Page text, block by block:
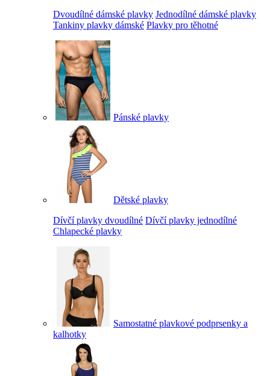
Dvoudílné dámské plavky Jednodílné dámské plavky
Tankiny plavky dámské Plavky pro těhotné
Pánské plavky
Dětské plavky
Dívčí plavky dvoudílné Dívčí plavky jednodílné
Chlapecké plavky
Samostatné plavkové podprsenky a
kalhotky